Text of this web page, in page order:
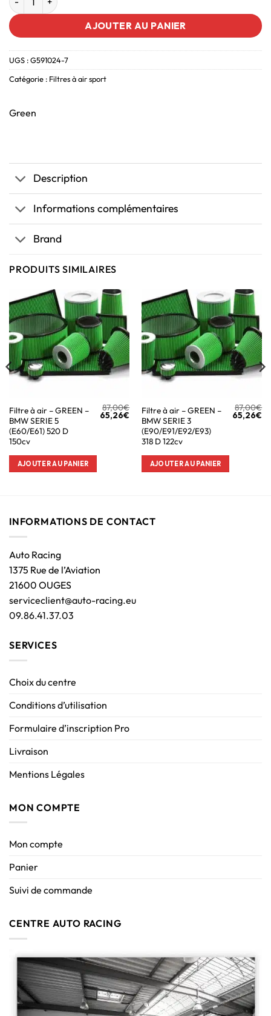
AJOUTER AU PANIER
UGS :G591024-7
Catégorie : Filtres à air sport
Green
Description
Informations complémentaires
Brand
PRODUITS SIMILAIRES
Filtre à air – GREEN –
BMW SERIE 5
(E60/E61) 520 D
150cv
87,00€
65,26€
AJOUTER AU PANIER
Filtre à air – GREEN –
BMW SERIE 3
(E90/E91/E92/E93)
318 D 122cv
87,00€
65,26€
AJOUTER AU PANIER
INFORMATIONS DE CONTACT
Auto Racing
1375 Rue de l’Aviation
21600 OUGES
serviceclient@auto-racing.eu
09.86.41.37.03
SERVICES
Choix du centre
Conditions d’utilisation
Formulaire d’inscription Pro
Livraison
Mentions Légales
MON COMPTE
Mon compte
Panier
Suivi de commande
CENTRE AUTO RACING